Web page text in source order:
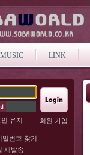
LINK
유지 회원 가입
밀번호 찾기
재발송